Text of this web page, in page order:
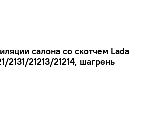
салона со скотчем Lada
2131/21213/21214, шагрень